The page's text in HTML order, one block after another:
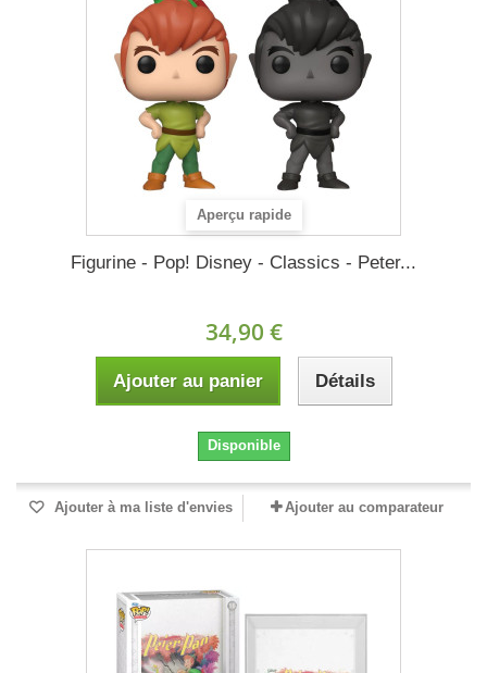
Aperçu rapide
Figurine - Pop! Disney - Classics - Peter...
34,90 €
Ajouter au panier Détails
Disponible
Ajouter à ma liste d'envies Ajouter au comparateur